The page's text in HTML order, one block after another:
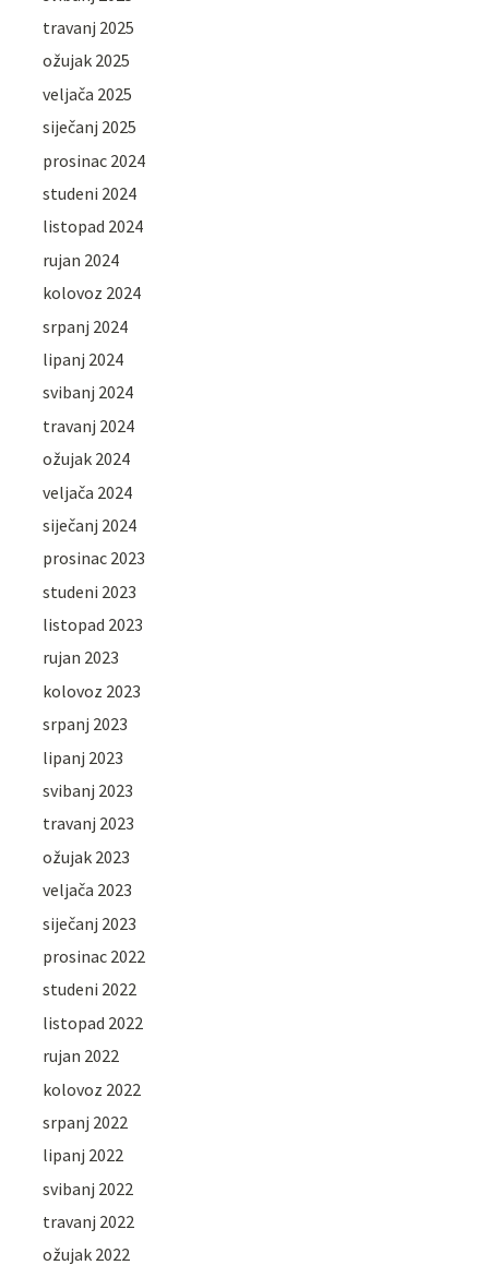
travanj 2025
ožujak 2025
veljača 2025
siječanj 2025
prosinac 2024
studeni 2024
listopad 2024
rujan 2024
kolovoz 2024
srpanj 2024
lipanj 2024
svibanj 2024
travanj 2024
ožujak 2024
veljača 2024
siječanj 2024
prosinac 2023
studeni 2023
listopad 2023
rujan 2023
kolovoz 2023
srpanj 2023
lipanj 2023
svibanj 2023
travanj 2023
ožujak 2023
veljača 2023
siječanj 2023
prosinac 2022
studeni 2022
listopad 2022
rujan 2022
kolovoz 2022
srpanj 2022
lipanj 2022
svibanj 2022
travanj 2022
ožujak 2022